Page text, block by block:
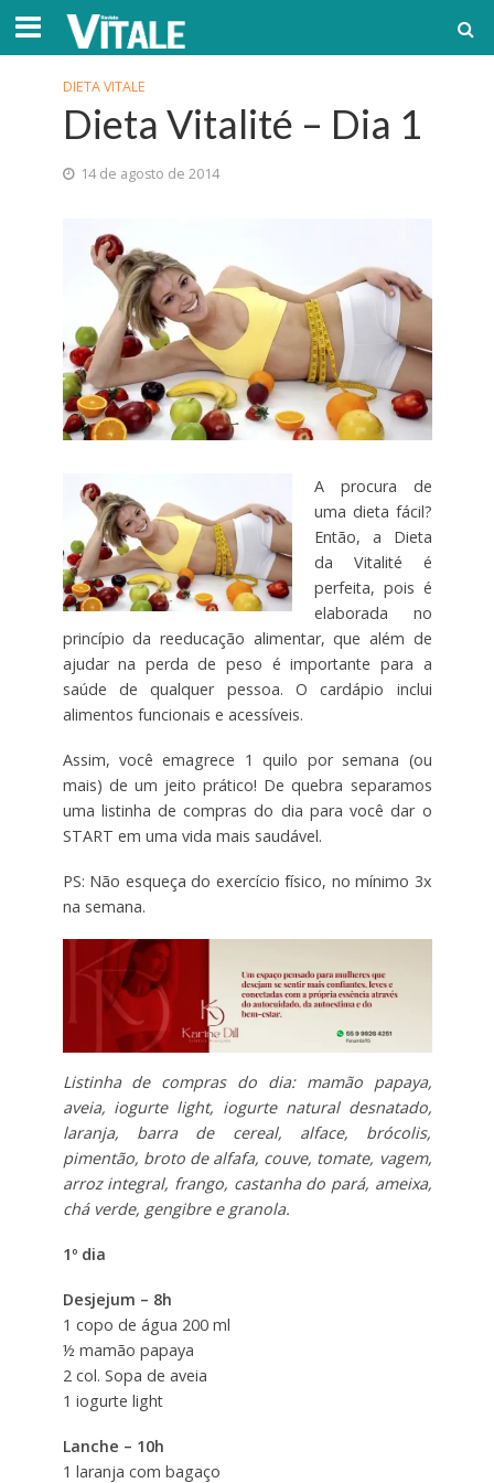
DIETA VITALE
Dieta Vitalité – Dia 1
14 de agosto de 2014
A procura de
uma dieta fácil?
Então, a Dieta
da Vitalité é
perfeita, pois é
elaborada no
princípio da reeducação alimentar, que além de
ajudar na perda de peso é importante para a
saúde de qualquer pessoa. O cardápio inclui
alimentos funcionais e acessíveis.
Assim, você emagrece 1 quilo por semana (ou
mais) de um jeito prático! De quebra separamos
uma listinha de compras do dia para você dar o
START em uma vida mais saudável.
PS: Não esqueça do exercício físico, no mínimo 3x
na semana.
Listinha de compras do dia: mamão papaya,
aveia, iogurte light, iogurte natural desnatado,
laranja, barra de cereal, alface, brócolis,
pimentão, broto de alfafa, couve, tomate, vagem,
arroz integral, frango, castanha do pará, ameixa,
chá verde, gengibre e granola.
1º dia
Desjejum – 8h
1 copo de água 200 ml
½ mamão papaya
2 col. Sopa de aveia
1 iogurte light
Lanche – 10h
1 laranja com bagaço